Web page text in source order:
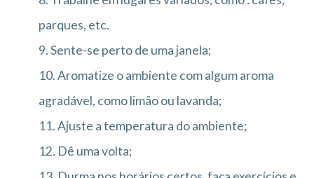
parques, etc.
9. Sente-se perto de uma janela;
10. Aromatize o ambiente com algum aroma
agradável, como limão ou lavanda;
11. Ajuste a temperatura do ambiente;
12. Dê uma volta;